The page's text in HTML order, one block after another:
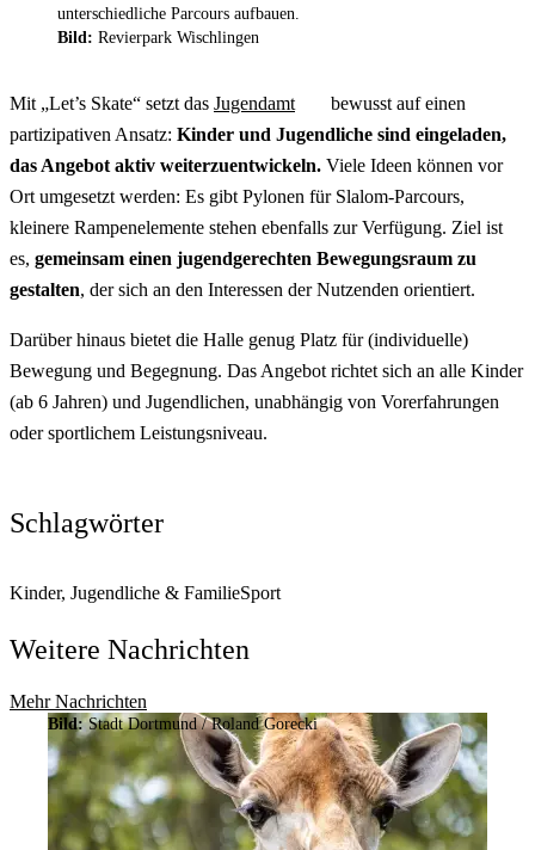
unterschiedliche Parcours aufbauen.
Bild: Revierpark Wischlingen
Mit „Let’s Skate“ setzt das Jugendamt
bewusst auf einen
partizipativen Ansatz: Kinder und Jugendliche sind eingeladen,
das Angebot aktiv weiterzuentwickeln. Viele Ideen können vor
Ort umgesetzt werden: Es gibt Pylonen für Slalom-Parcours,
kleinere Rampenelemente stehen ebenfalls zur Verfügung. Ziel ist
es, gemeinsam einen jugendgerechten Bewegungsraum zu
gestalten, der sich an den Interessen der Nutzenden orientiert.
Darüber hinaus bietet die Halle genug Platz für (individuelle)
Bewegung und Begegnung. Das Angebot richtet sich an alle Kinder
(ab 6 Jahren) und Jugendlichen, unabhängig von Vorerfahrungen
oder sportlichem Leistungsniveau.
Schlagwörter
Kinder, Jugendliche & FamilieSport
Weitere Nachrichten
Mehr Nachrichten
Bild:Stadt Dortmund / Roland Gorecki